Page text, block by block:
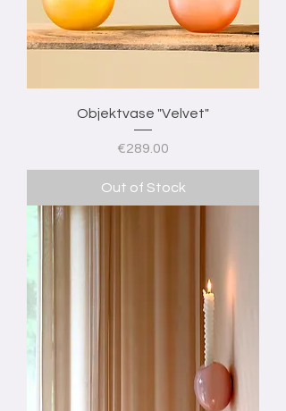
Objektvase "Velvet"
Price
€289.00
Out of Stock